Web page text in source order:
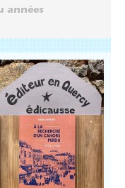
(2009-2026)
années